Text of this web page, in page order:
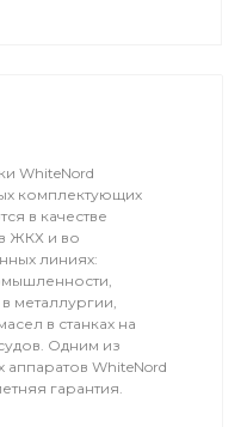
WhiteNord
комплектующих
в качестве
ЖКХ и во
линиях:
металлургии,
в станках на
Одним из
WhiteNord
гарантия.